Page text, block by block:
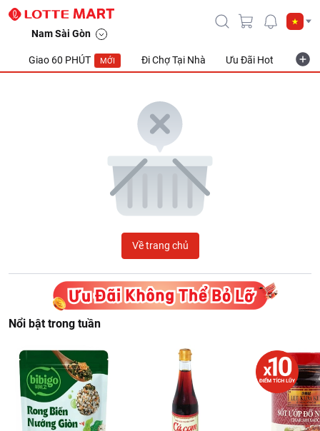
Nam Sài Gòn
Giao 60 PHÚT MỚI Đi Chợ Tại Nhà Ưu Đãi Hot
Về trang chủ
Nổi bật trong tuần
LOTTE Mart Viet Nam